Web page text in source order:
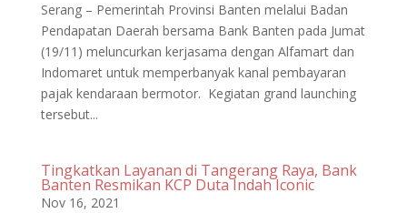
Serang – Pemerintah Provinsi Banten melalui Badan
Pendapatan Daerah bersama Bank Banten pada Jumat
(19/11) meluncurkan kerjasama dengan Alfamart dan
Indomaret untuk memperbanyak kanal pembayaran
pajak kendaraan bermotor. Kegiatan grand launching
tersebut...
Tingkatkan Layanan di Tangerang Raya, Bank
Banten Resmikan KCP Duta Indah Iconic
Nov 16, 2021